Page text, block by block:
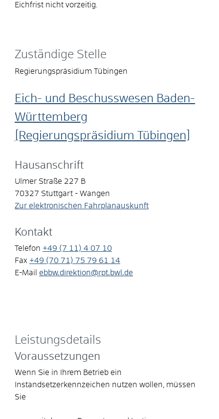
Eichfrist nicht vorzeitig.
Zuständige Stelle
Regierungspräsidium Tübingen
Eich- und Beschusswesen Baden-
Württemberg
[Regierungspräsidium Tübingen]
Hausanschrift
Ulmer Straße 227 B
70327 Stuttgart - Wangen
Zur elektronischen Fahrplanauskunft
Kontakt
Telefon +49 (7 11) 4 07 10
Fax +49 (70 71) 75 79 61
14
E-Mail
ebbw.direktion@rpt.bwl.de
Leistungsdetails
Voraussetzungen
Wenn Sie in Ihrem Betrieb ein
Instandsetzerkennzeichen nutzen wollen, müssen
Sie